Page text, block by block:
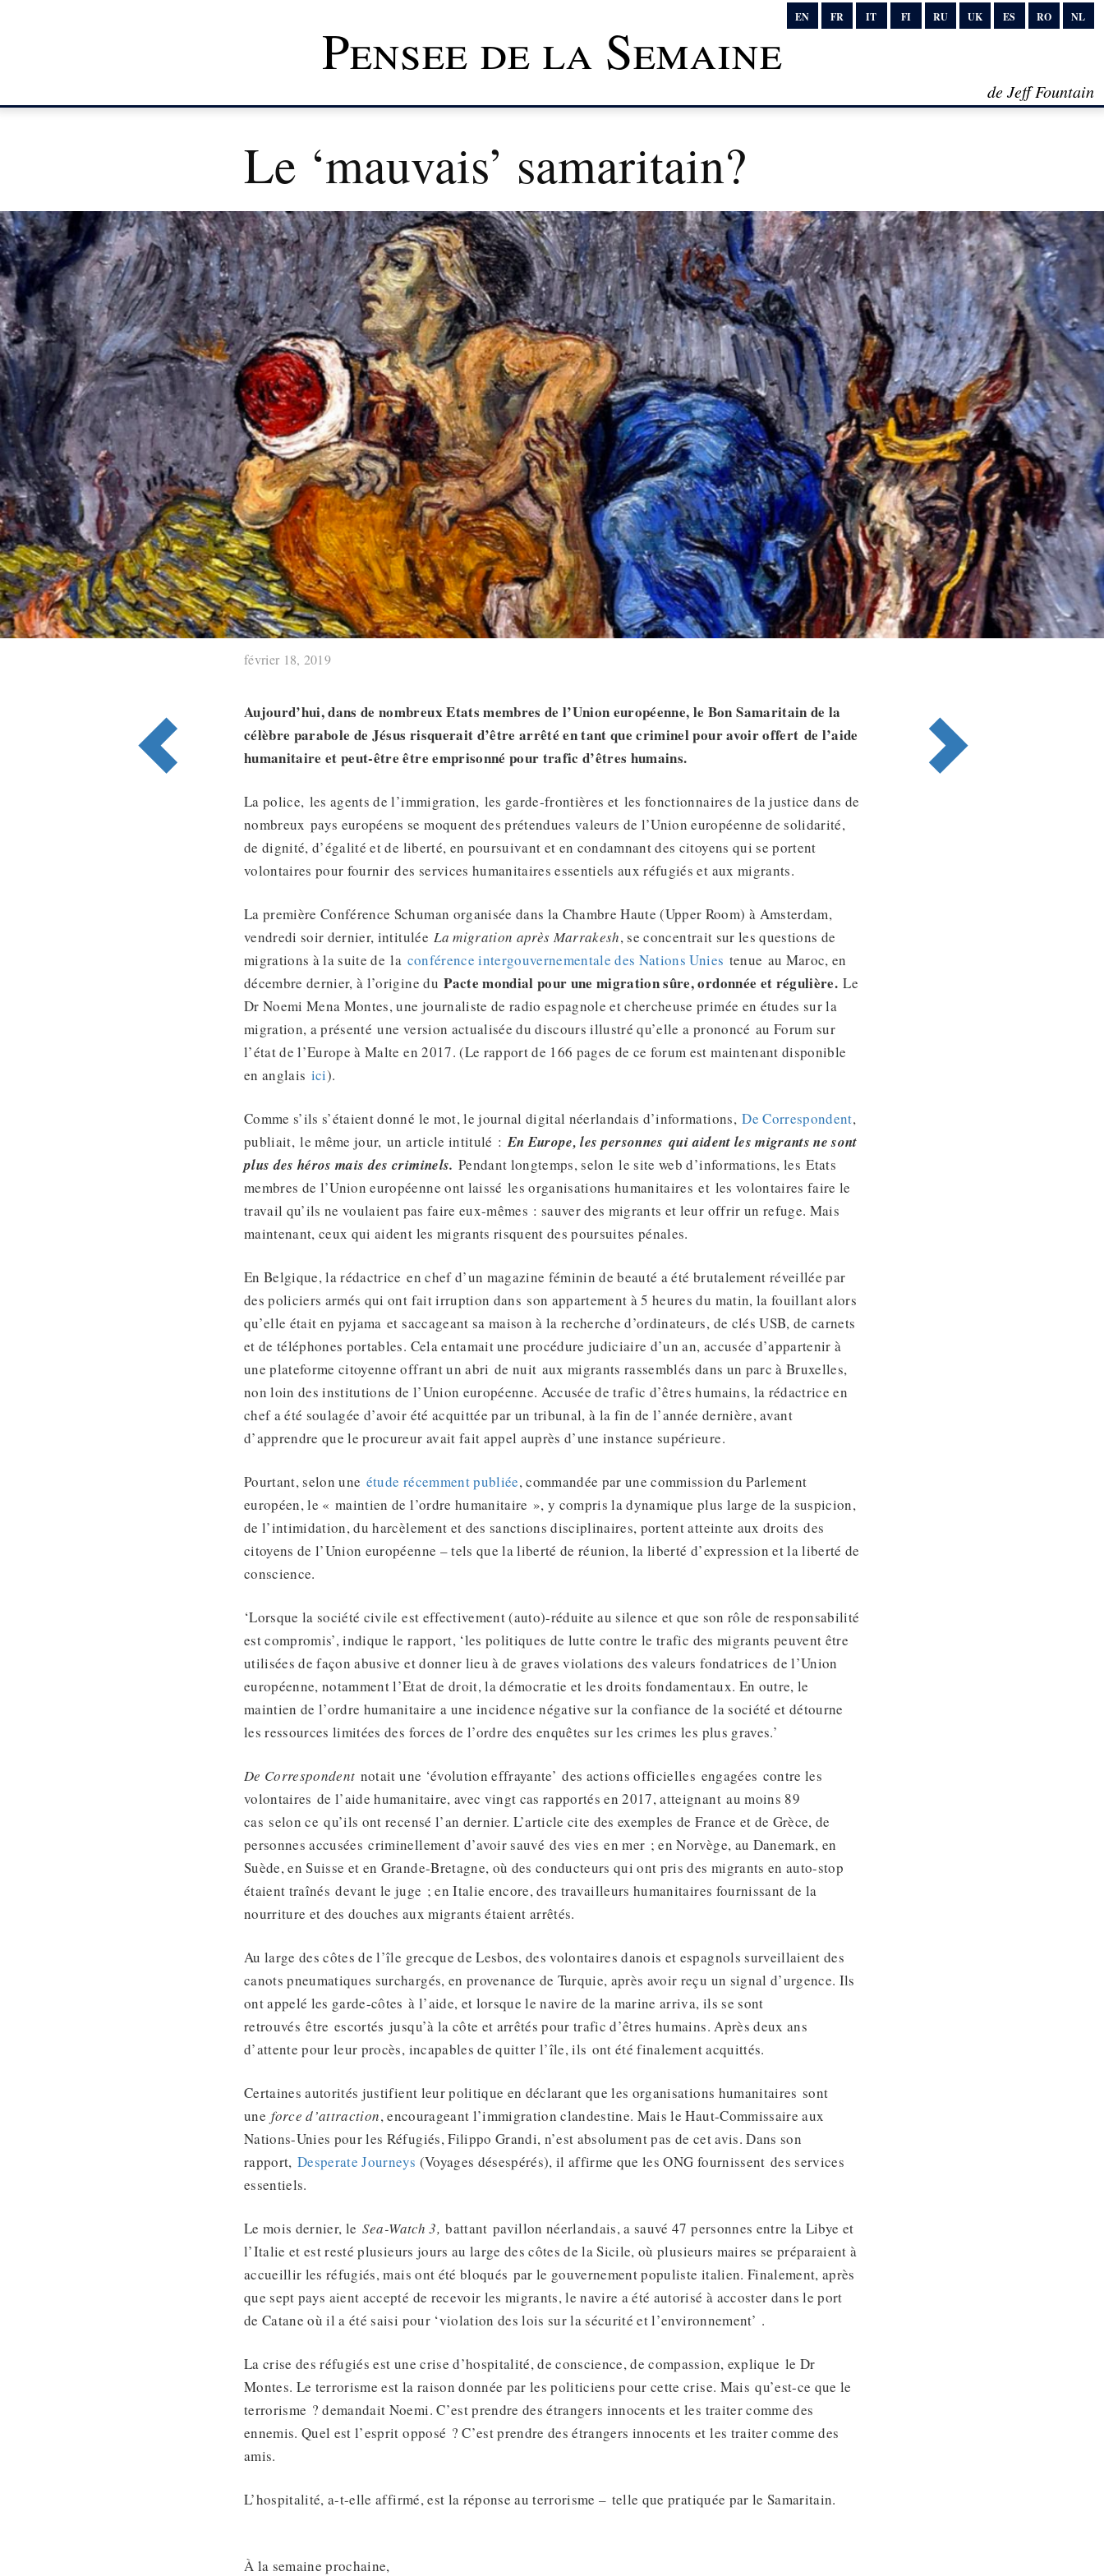
EN FR IT FI RU UK ES RO NL
Pensee de la Semaine
de Jeff Fountain
Le ‘mauvais’ samaritain?
février 18, 2019
Aujourd’hui, dans de nombreux Etats membres de l’Union européenne, le Bon Samaritain de la
célèbre parabole de Jésus risquerait d’être arrêté en tant que criminel pouravoir offert de l’aide
humanitaire et peut-être être emprisonné pour trafic d’êtres humains.
La police, les agents de l’immigration, les garde-frontières et les fonctionnaires de la justice dans de
nombreux pays européens se moquent des prétendues valeurs de l’Union européenne de solidarité,
de dignité, d’égalité et de liberté, en poursuivant et en condamnant des citoyens qui se portent
volontaires pour fournir des services humanitaires essentiels aux réfugiés et aux migrants.
La première Conférence Schuman organisée dans la Chambre Haute (Upper Room) à Amsterdam,
vendredi soir dernier, intituléeLa migration après Marrakesh, se concentrait sur les questions de
migrations à la suite de la conférence intergouvernementale des Nations Unies tenue au Maroc, en
décembre dernier, à l’origine duPacte mondial pour une migration sûre, ordonnée et régulière. Le
Dr Noemi Mena Montes, une journaliste de radio espagnole et chercheuse primée en études sur la
migration, a présenté une version actualisée du discours illustré qu’elle a prononcé au Forum sur
l’état de l’Europe à Malte en 2017. (Le rapport de 166 pages de ce forum est maintenant disponible
en anglais ici).
Comme s’ils s’étaient donné le mot, le journal digital néerlandais d’informations,De Correspondent,
publiait, le même jour, un article intitulé :En Europe,les personnesqui aident les migrants ne sont
plus des héros mais des criminels. Pendant longtemps, selon le site web d’informations, les Etats
membres de l’Union européenne ont laissé les organisations humanitaires et les volontaires faire le
travail qu’ils ne voulaient pas faire eux-mêmes : sauver des migrants et leur offrir un refuge. Mais
maintenant, ceux qui aident les migrants risquent des poursuites pénales.
En Belgique, la rédactrice en chef d’un magazine féminin de beauté a été brutalement réveillée par
des policiers armés qui ont fait irruption dans son appartement à 5 heures du matin, la fouillant alors
qu’elle était en pyjama et saccageant sa maison à la recherche d’ordinateurs, de clés USB, de carnets
et de téléphones portables. Cela entamait une procédure judiciaire d’un an, accusée d’appartenir à
une plateforme citoyenne offrant un abri de nuit aux migrants rassemblés dans un parc à Bruxelles,
non loin des institutions de l’Union européenne. Accusée de trafic d’êtres humains, la rédactrice en
chef a été soulagée d’avoir été acquittée par un tribunal, à la fin de l’année dernière, avant
d’apprendre que le procureur avait fait appel auprès d’une instance supérieure.
Pourtant, selon une étude récemment publiée, commandée par une commission du Parlement
européen, le « maintien de l’ordre humanitaire », y compris la dynamique plus large de la suspicion,
de l’intimidation, du harcèlement et des sanctions disciplinaires, portent atteinte aux droits des
citoyens de l’Union européenne – tels que la liberté de réunion, la liberté d’expression et la liberté de
conscience.
‘Lorsque la société civile est effectivement (auto)-réduite au silence et que son rôle de responsabilité
est compromis’, indique le rapport, ‘les politiques de lutte contre le trafic des migrants peuvent être
utilisées de façon abusive et donner lieu à de graves violations des valeurs fondatrices de l’Union
européenne, notamment l’Etat de droit, la démocratie et les droits fondamentaux. En outre, le
maintien de l’ordre humanitaire a une incidence négative sur la confiance de la société et détourne
les ressources limitées des forces de l’ordre des enquêtes sur les crimes les plus graves.’
De Correspondent notait une ‘évolution effrayante’ des actions officielles engagées contre les
volontaires de l’aide humanitaire, avec vingt cas rapportés en 2017, atteignant au moins 89
cas selon ce qu’ils ont recensé l’an dernier. L’article cite des exemples de France et de Grèce, de
personnes accusées criminellement d’avoir sauvé des vies en mer ; en Norvège, au Danemark, en
Suède, en Suisse et en Grande-Bretagne, où des conducteurs qui ont pris des migrants en auto-stop
étaient traînés devant le juge ; en Italie encore, des travailleurs humanitaires fournissant de la
nourriture et des douches aux migrants étaient arrêtés.
Au large des côtes de l’île grecque de Lesbos, des volontaires danois et espagnols surveillaient des
canots pneumatiques surchargés, en provenance de Turquie, après avoir reçu un signal d’urgence. Ils
ont appelé les garde-côtes à l’aide, et lorsque le navire de la marine arriva, ils se sont
retrouvés être escortés jusqu’à la côte et arrêtés pour trafic d’êtres humains. Après deux ans
d’attente pour leur procès, incapables de quitter l’île, ils ont été finalement acquittés.
Certaines autorités justifient leur politique en déclarant que les organisations humanitaires sont
uneforce d’attraction, encourageant l’immigration clandestine. Mais le Haut-Commissaire aux
Nations-Unies pour les Réfugiés, Filippo Grandi, n’est absolument pas de cet avis. Dans son
rapport,Desperate Journeys (Voyages désespérés), il affirme que les ONG fournissent des services
essentiels.
Le mois dernier, le Sea-Watch 3,battant pavillon néerlandais, a sauvé 47 personnes entre la Libye et
l’Italie et est resté plusieurs jours au large des côtes de la Sicile, où plusieurs maires se préparaient à
accueillir les réfugiés, mais ont été bloqués par le gouvernement populiste italien. Finalement, après
que sept pays aient accepté de recevoir les migrants, le navire a été autorisé à accoster dans le port
de Catane où il a été saisi pour ‘violation des lois sur la sécurité et l’environnement’ .
La crise des réfugiés est une crise d’hospitalité, de conscience, de compassion, explique le Dr
Montes. Le terrorisme est la raison donnée par les politiciens pour cette crise. Mais qu’est-ce que le
terrorisme ? demandait Noemi. C’est prendre des étrangers innocents et les traiter comme des
ennemis. Quel est l’esprit opposé ? C’est prendre des étrangers innocents et les traiter comme des
amis.
L’hospitalité, a-t-elle affirmé, est la réponse au terrorisme – telle que pratiquée par le Samaritain.
À la semaine prochaine,